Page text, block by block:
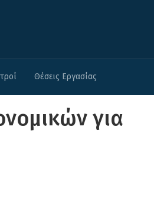
Θέσεις Εργασίας
για